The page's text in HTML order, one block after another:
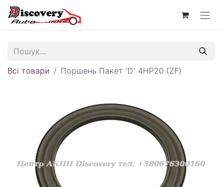
Всі товари Поршень Пакет 'D' 4HP20 (ZF)